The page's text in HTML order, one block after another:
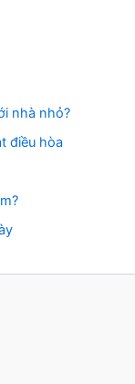
nhà nhỏ?
điều hòa